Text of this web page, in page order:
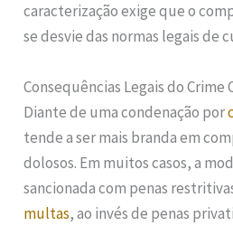
caracterização exige que o
se desvie das normas legais de
Consequências Legais do Crime
Diante de uma condenação por
tende a ser mais branda em
dolosos. Em muitos casos, a
sancionada com penas
multas, ao invés de penas